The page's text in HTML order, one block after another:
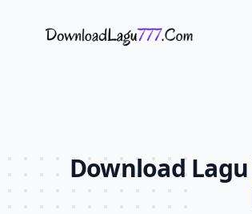
Download Lagu - LaguJoss.com
Download Lagu